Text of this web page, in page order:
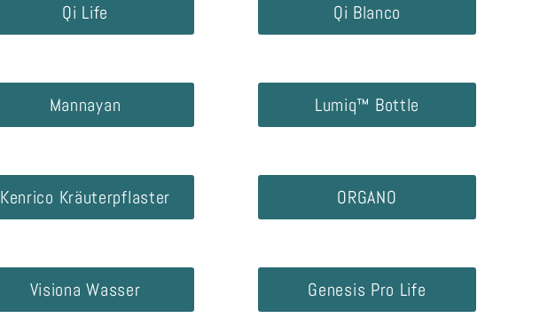
Qi Life Qi Blanco
Mannayan Lumiq™ Bottle
Kenrico Kräuterpflaster ORGANO
Visiona Wasser Genesis Pro Life